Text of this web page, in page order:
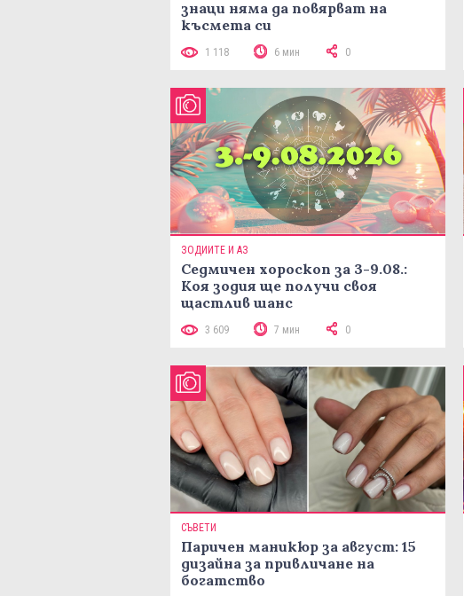
знаци няма да повярват на
късмета си
1 118 6 мин 0
ЗОДИИТЕ И АЗ
Седмичен хороскоп за 3-9.08.:
Коя зодия ще получи своя
щастлив шанс
3 609 7 мин 0
СЪВЕТИ
Паричен маникюр за август: 15
дизайна за привличане на
богатство